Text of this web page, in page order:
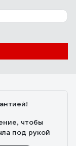
чтобы
под рукой